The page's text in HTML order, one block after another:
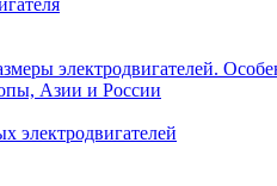
электродвигателей.
Азии и России
электродвигателей